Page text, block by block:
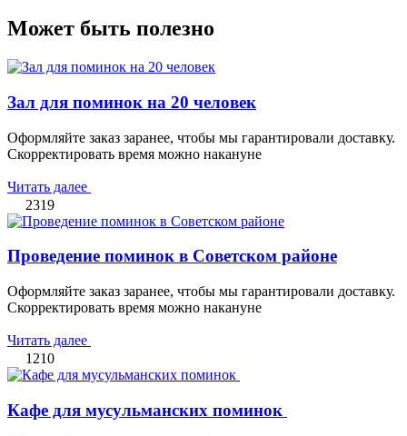
Может быть полезно
Зал для поминок на 20 человек
Оформляйте заказ заранее, чтобы мы гарантировали доставку.
Скорректировать время можно накануне
Читать далее
2319
Проведение поминок в Советском районе
Оформляйте заказ заранее, чтобы мы гарантировали доставку.
Скорректировать время можно накануне
Читать далее
1210
Кафе для мусульманских поминок